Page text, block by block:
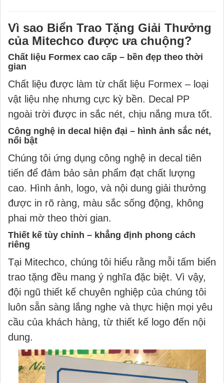
Vì sao Biển Trao Tặng Giải Thưởng
của Mitechco được ưa chuộng?
Chất liệu Formex cao cấp – bền đẹp theo thời
gian
Chất liệu được làm từ chất liệu Formex – loại
vật liệu nhẹ nhưng cực kỳ bền. Decal PP
ngoài trời được in sắc nét, chịu nắng mưa tốt.
Công nghệ in decal hiện đại – hình ảnh sắc nét,
nổi bật
Chúng tôi ứng dụng công nghệ in decal tiên
tiến để đảm bảo sản phẩm đạt chất lượng
cao. Hình ảnh, logo, và nội dung giải thưởng
được in rõ ràng, màu sắc sống động, không
phai mờ theo thời gian.
Thiết kế tùy chỉnh – khẳng định phong cách
riêng
Tại Mitechco, chúng tôi hiểu rằng mỗi tấm biển
trao tặng đều mang ý nghĩa đặc biệt. Vì vậy,
đội ngũ thiết kế chuyên nghiệp của chúng tôi
luôn sẵn sàng lắng nghe và thực hiện mọi yêu
cầu của khách hàng, từ thiết kế logo đến nội
dung.